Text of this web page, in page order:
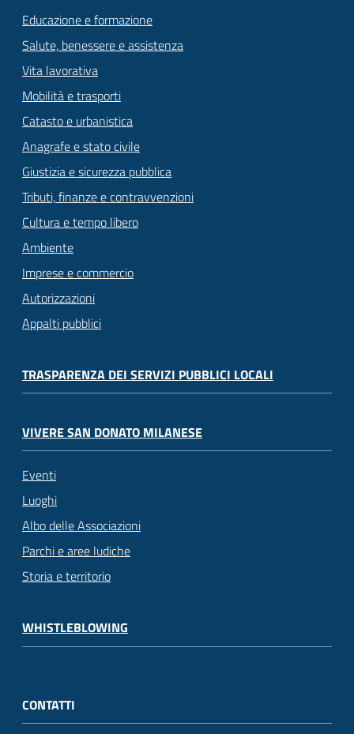
Educazione e formazione
Salute, benessere e assistenza
Vita lavorativa
Mobilità e trasporti
Catasto e urbanistica
Anagrafe e stato civile
Giustizia e sicurezza pubblica
Tributi, finanze e contravvenzioni
Cultura e tempo libero
Ambiente
Imprese e commercio
Autorizzazioni
Appalti pubblici
TRASPARENZA DEI SERVIZI PUBBLICI LOCALI
VIVERE SAN DONATO MILANESE
Eventi
Luoghi
Albo delle Associazioni
Parchi e aree ludiche
Storia e territorio
WHISTLEBLOWING
CONTATTI